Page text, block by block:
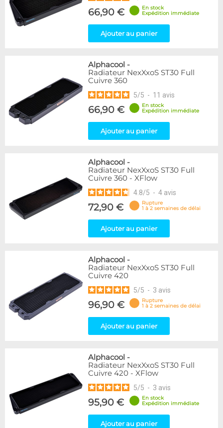
66,90 €
En stock
Expédition immédiate
Ajouter au panier
Alphacool -
Radiateur NexXxoS ST30 Full
Cuivre 360
5/5 - 11 avis
66,90 €
En stock
Expédition immédiate
Ajouter au panier
Alphacool -
Radiateur NexXxoS ST30 Full
Cuivre 360 - XFlow
4.8/5 - 4 avis
72,90 €
Rupture
1 à 2 semaines de délai
Ajouter au panier
Alphacool -
Radiateur NexXxoS ST30 Full
Cuivre 420
5/5 - 3 avis
96,90 €
Rupture
1 à 2 semaines de délai
Ajouter au panier
Alphacool -
Radiateur NexXxoS ST30 Full
Cuivre 420 - XFlow
5/5 - 3 avis
95,90 €
En stock
Expédition immédiate
Ajouter au panier